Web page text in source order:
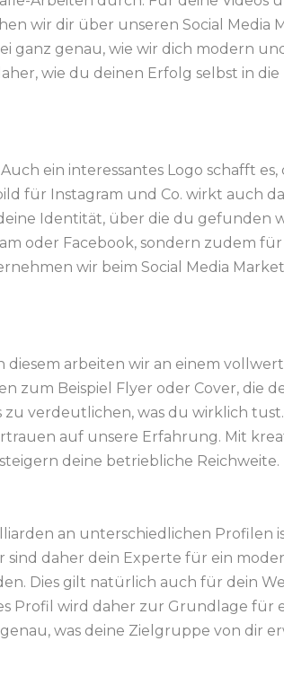
wir dir über unseren Social Media
ganz genau, wie wir dich modern
wie du deinen Erfolg selbst in die
ein interessantes Logo schafft es,
für Instagram und Co. wirkt auch
Identität, über die du gefunden
oder Facebook, sondern zudem für
wir beim Social Media
diesem arbeiten wir an einem
zum Beispiel Flyer oder Cover, die
verdeutlichen, was du wirklich
auf unsere Erfahrung. Mit
deine betriebliche Reichweite.
an unterschiedlichen Profilen
daher dein Experte für ein
Dies gilt natürlich auch für dein
Profil wird daher zur Grundlage für
was deine Zielgruppe von dir